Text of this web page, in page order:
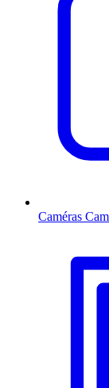
Caméras